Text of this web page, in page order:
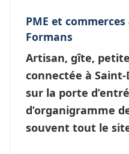
PME et
Formans
Artisan, gîte,
connectée à
sur la porte
d’organigramme
souvent tout le